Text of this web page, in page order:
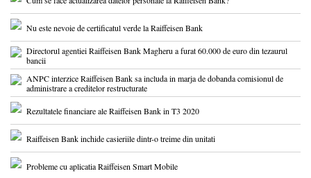
Nu este nevoie de certificatul verde la Raiffeisen Bank
Directorul agentiei Raiffeisen Bank Magheru a furat 60.000 de euro din tezaurul
bancii
ANPC interzice Raiffeisen Bank sa includa in marja de dobanda comisionul de
administrare a creditelor restructurate
Rezultatele financiare ale Raiffeisen Bank in T3 2020
Raiffeisen Bank inchide casieriile dintr-o treime din unitati
Probleme cu aplicatia Raiffeisen Smart Mobile